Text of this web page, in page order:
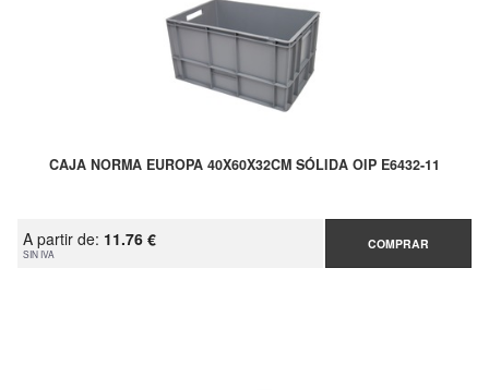
CAJA NORMA EUROPA 40X60X32CM SÓLIDA OIP E6432-11
A partir de: 11.76 €
SIN IVA
COMPRAR